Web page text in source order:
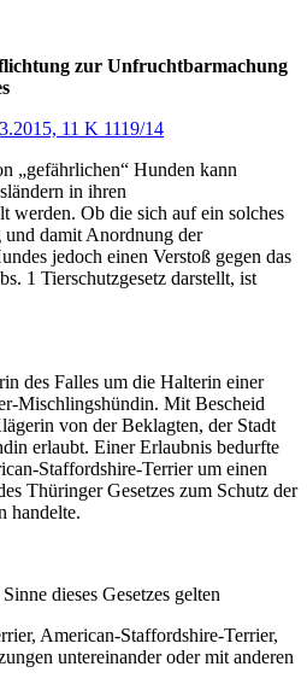
zur Unfruchtbarmachung
11 K 1119/14
„gefährlichen“ Hunden kann
in ihren
werden. Ob die sich auf ein solches
und damit Anordnung der
jedoch einen Verstoß gegen das
1 Tierschutzgesetz darstellt, ist
des Falles um die Halterin einer
Mischlingshündin. Mit Bescheid
von der Beklagten, der Stadt
erlaubt. Einer Erlaubnis bedurfte
Staffordshire-Terrier um einen
Thüringer Gesetzes zum Schutz der
handelte.
dieses Gesetzes gelten
American-Staffordshire-Terrier,
untereinander oder mit anderen